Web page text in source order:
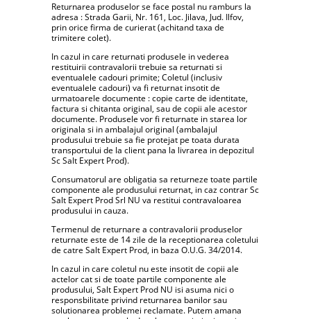
Returnarea produselor se face postal nu ramburs la
adresa : Strada Garii, Nr. 161, Loc. Jilava, Jud. Ilfov,
prin orice firma de curierat (achitand taxa de
trimitere colet).
In cazul in care returnati produsele in vederea
restituirii contravalorii trebuie sa returnati si
eventualele cadouri primite; Coletul (inclusiv
eventualele cadouri) va fi returnat insotit de
urmatoarele documente : copie carte de identitate,
factura si chitanta original, sau de copii ale acestor
documente. Produsele vor fi returnate in starea lor
originala si in ambalajul original (ambalajul
produsului trebuie sa fie protejat pe toata durata
transportului de la client pana la livrarea in depozitul
Sc Salt Expert Prod).
Consumatorul are obligatia sa returneze toate partile
componente ale produsului returnat, in caz contrar Sc
Salt Expert Prod Srl NU va restitui contravaloarea
produsului in cauza.
Termenul de returnare a contravalorii produselor
returnate este de 14 zile de la receptionarea coletului
de catre Salt Expert Prod, in baza O.U.G. 34/2014.
In cazul in care coletul nu este insotit de copii ale
actelor cat si de toate partile componente ale
produsului, Salt Expert Prod NU isi asuma nici o
responsbilitate privind returnarea banilor sau
solutionarea problemei reclamate. Putem amana